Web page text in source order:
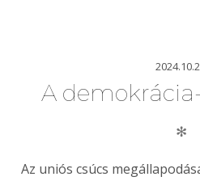
A
✻
Az uniós csúcs